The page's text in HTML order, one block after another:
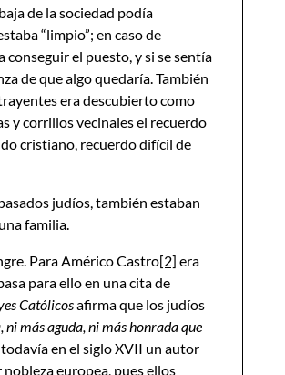
de la sociedad podía
“limpio”; en caso de
el puesto, y si se sentía
de que algo quedaría. También
era descubierto como
y corrillos vecinales el recuerdo
cristiano, recuerdo difícil de
judíos, también estaban
familia.
Para Américo Castro[2] era
para ello en una cita de
Católicosafirma que los judíos
más aguda, ni más honrada que
en el siglo XVII un autor
europea, pues ellos